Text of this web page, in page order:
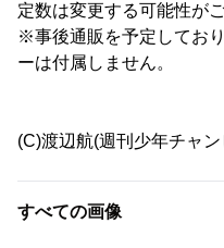
定数は変更する可能性が
※事後通販を予定してお
ーは付属しません。
(C)渡辺航(週刊少年チャ
すべての画像